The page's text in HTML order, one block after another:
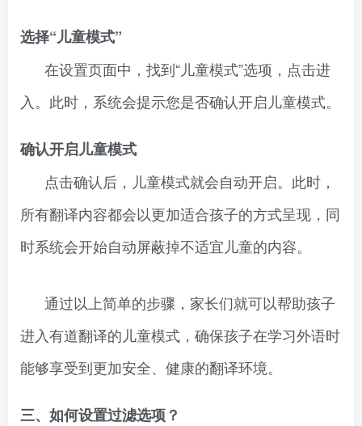
选择“儿童模式”
在设置页面中，找到“儿童模式”选项，点击进
入。此时，系统会提示您是否确认开启儿童模式。
确认开启儿童模式
点击确认后，儿童模式就会自动开启。此时，
所有翻译内容都会以更加适合孩子的方式呈现，同
时系统会开始自动屏蔽掉不适宜儿童的内容。
通过以上简单的步骤，家长们就可以帮助孩子
进入有道翻译的儿童模式，确保孩子在学习外语时
能够享受到更加安全、健康的翻译环境。
三、如何设置过滤选项？